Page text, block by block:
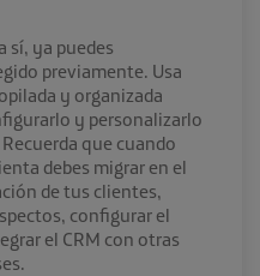
sí, ya puedes
previamente. Usa
y organizada
y personalizarlo
que cuando
debes migrar en el
de tus clientes,
configurar el
el CRM con otras